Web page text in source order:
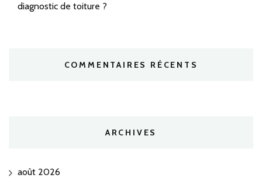
diagnostic de toiture ?
COMMENTAIRES RÉCENTS
ARCHIVES
août 2026